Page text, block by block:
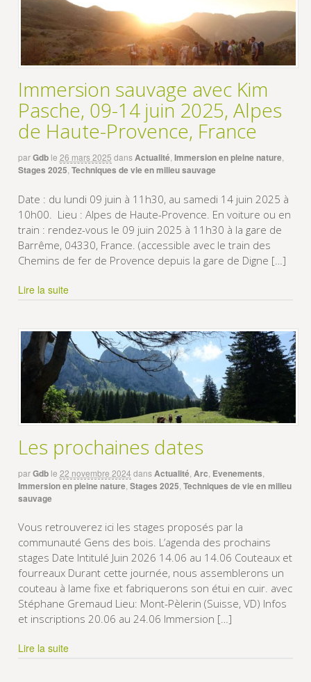
Immersion sauvage avec Kim
Pasche, 09-14 juin 2025, Alpes
de Haute-Provence, France
parGdb le 26 mars 2025 dansActualité, Immersion en pleine nature,
Stages 2025 Techniques de vie en milieu sauvage
Date : du lundi 09 juin à 11h30, au samedi 14 juin 2025 à
10h00. Lieu : Alpes de Haute-Provence. En voiture ou en
train : rendez-vous le 09 juin 2025 à 11h30 à la gare de
Barrême, 04330, France. (accessible avec le train des
Chemins de fer de Provence depuis la gare de Digne […]
Lire la suite
Les prochaines dates
parGdb le 22 novembre 2024 dansActualité, Arc Evenements
Immersion en pleine nature, Stages 2025 Techniques de vie en milieu
sauvage
Vous retrouverez ici les stages proposés par la
communauté Gens des bois. L’agenda des prochains
stages Date Intitulé Juin 2026 14.06 au 14.06 Couteaux et
fourreaux Durant cette journée, nous assemblerons un
couteau à lame fixe et fabriquerons son étui en cuir. avec
Stéphane Gremaud Lieu: Mont-Pèlerin (Suisse, VD) Infos
et inscriptions 20.06 au 24.06 Immersion […]
Lire la suite